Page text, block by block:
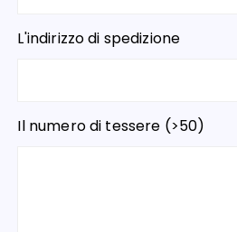
L'indirizzo di spedizione
Il numero di tessere (>50)